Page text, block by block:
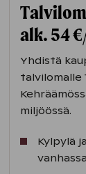
alk. 54
Yhdistä
talvilomalle
miljöössä.
Kylpylä